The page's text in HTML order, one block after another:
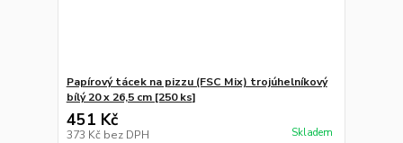
Papírový tácek na pizzu (FSC Mix) trojúhelníkový
bílý 20 x 26,5 cm [250 ks]
451 Kč
373 Kč bez DPH Skladem